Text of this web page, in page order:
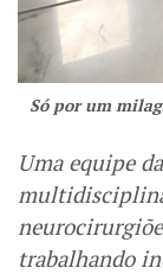
Só por um
Uma equipe
trabalhando